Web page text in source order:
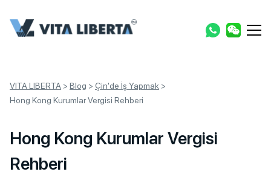
VITA LIBERTA > Blog > Çin'de İş Yapmak >
Hong Kong Kurumlar Vergisi Rehberi
Hong Kong Kurumlar Vergisi
Rehberi